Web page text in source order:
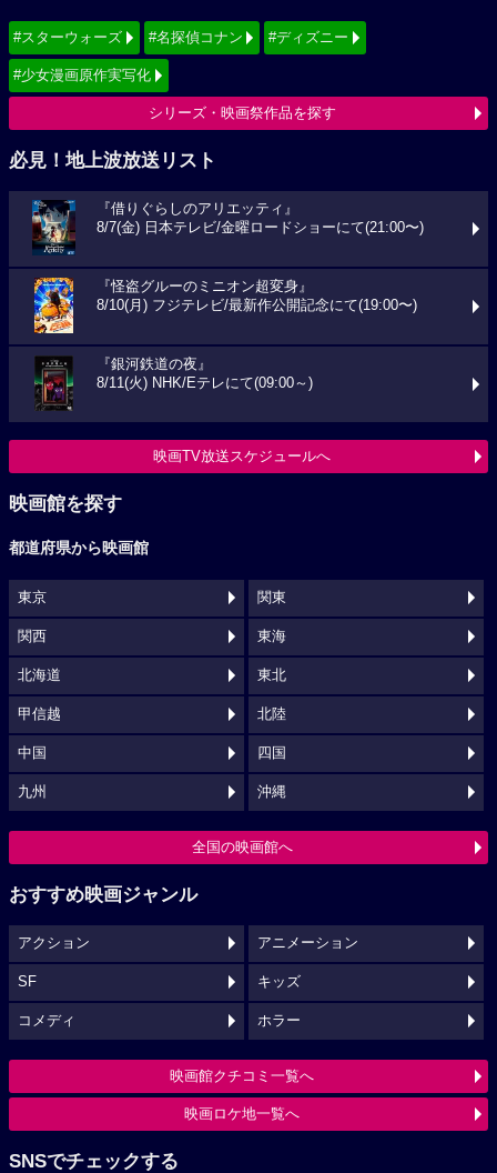
#スターウォーズ #名探偵コナン #ディズニー
#少女漫画原作実写化
シリーズ・映画祭作品を探す
必見！地上波放送リスト
『借りぐらしのアリエッティ』
8/7(金) 日本テレビ/金曜ロードショーにて(21:00〜)
『怪盗グルーのミニオン超変身』
8/10(月) フジテレビ/最新作公開記念にて(19:00〜)
『銀河鉄道の夜』
8/11(火) NHK/Eテレにて(09:00～)
映画TV放送スケジュールへ
映画館を探す
都道府県から映画館
東京 関東
関西 東海
北海道 東北
甲信越 北陸
中国 四国
九州 沖縄
全国の映画館へ
おすすめ映画ジャンル
アクション アニメーション
SF キッズ
コメディ ホラー
映画館クチコミ一覧へ
映画ロケ地一覧へ
SNSでチェックする